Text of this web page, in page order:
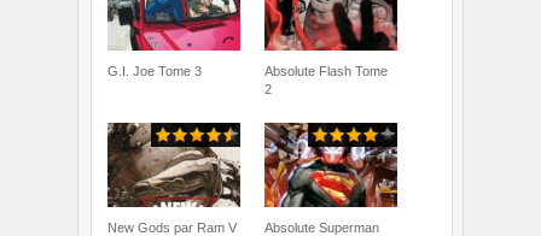
G.I. Joe Tome 3
Absolute Flash Tome
2
New Gods par Ram V
Absolute Superman